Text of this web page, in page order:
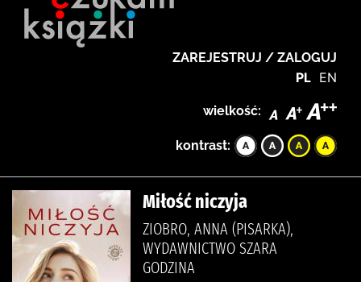
ZAREJESTRUJ / ZALOGUJ
PL EN
wielkość:
kontrast:
Miłość niczyja
ZIOBRO, ANNA (PISARKA),
WYDAWNICTWO SZARA
GODZINA